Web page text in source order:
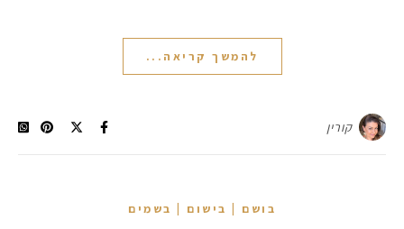
להמשך קריאה...
קורין
בושם | בישום | בשמים